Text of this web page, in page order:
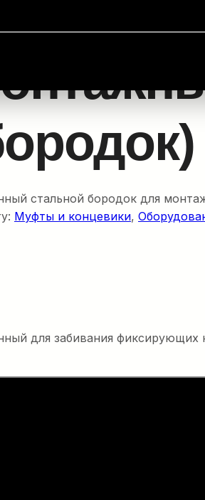
стальной бородок для
Муфты и концевики,
для забивания